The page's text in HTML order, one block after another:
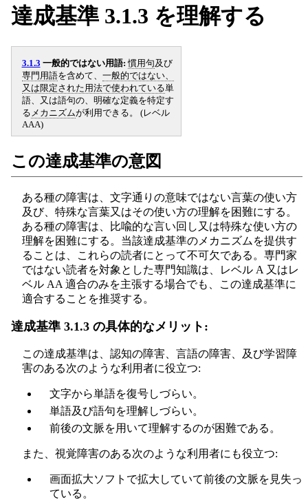
達成基準 3.1.3 を理解する
3.1.3 一般的ではない用語: 慣用句及び
専門用語を含めて、 一般的ではない、
又は限定された用法で使われている単
語、又は語句の、明確な定義を特定す
る メカニズムが利用できる。 (レベル
AAA)
この達成基準の意図
ある種の障害は、文字通りの意味ではない言葉の使い方
及び、特殊な言葉又はその使い方の理解を困難にする。
ある種の障害は、比喩的な言い回し又は特殊な使い方の
理解を困難にする。当該達成基準のメカニズムを提供す
ることは、これらの読者にとって不可欠である。専門家
ではない読者を対象とした専門知識は、レベル A 又はレ
ベル AA 適合のみを主張する場合でも、この達成基準に
適合することを推奨する。
達成基準 3.1.3 の具体的なメリット:
この達成基準は、認知の障害、言語の障害、及び学習障
害のある次のような利用者に役立つ:
文字から単語を復号しづらい。
単語及び語句を理解しづらい。
前後の文脈を用いて理解するのが困難である。
また、視覚障害のある次のような利用者にも役立つ:
画面拡大ソフトで拡大していて前後の文脈を見失っ
ている。